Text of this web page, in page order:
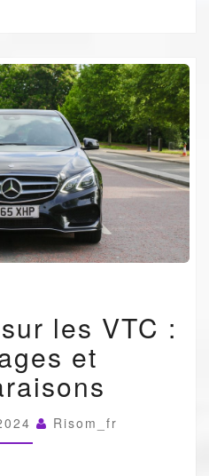
SAVOIR
SUR
LES
VTC
:
ET
COMPARAISONS
les VTC :
et
Risom_fr